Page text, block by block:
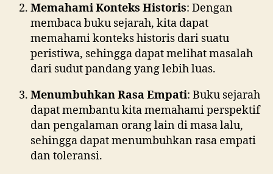
Memahami Konteks Historis: Dengan
membaca buku sejarah, kita dapat
memahami konteks historis dari suatu
peristiwa, sehingga dapat melihat masalah
dari sudut pandang yang lebih luas.
Menumbuhkan Rasa Empati: Buku sejarah
dapat membantu kita memahami perspektif
dan pengalaman orang lain di masa lalu,
sehingga dapat menumbuhkan rasa empati
dan toleransi.